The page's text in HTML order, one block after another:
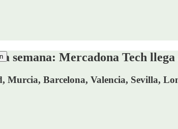
la semana: Mercadona Tech
Murcia, Barcelona, Valencia, Sevilla,